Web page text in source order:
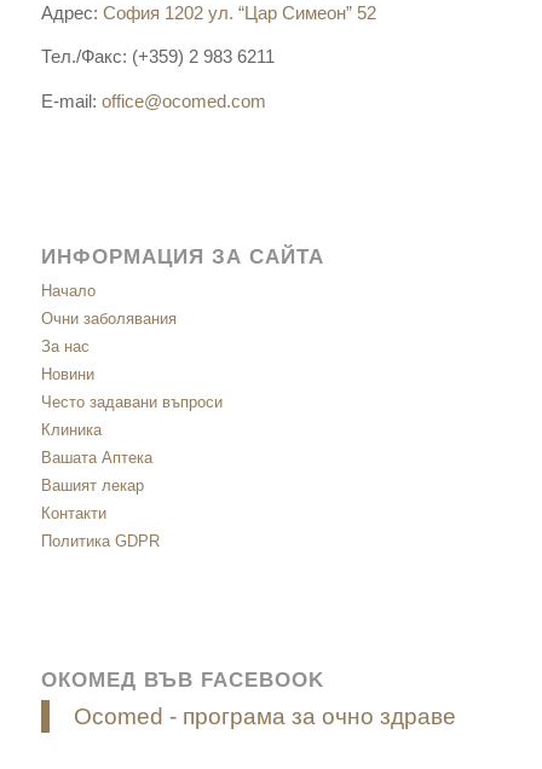
Адрес: София 1202 ул. “Цар Симеон” 52
Тел./Факс: (+359) 2 983 6211
E-mail: office@ocomed.com
ИНФОРМАЦИЯ ЗА САЙТА
Начало
Очни заболявания
За нас
Новини
Често задавани въпроси
Клиника
Вашата Аптека
Вашият лекар
Контакти
Политика GDPR
ОКОМЕД ВЪВ FACEBOOK
Ocomed - програма за очно здраве